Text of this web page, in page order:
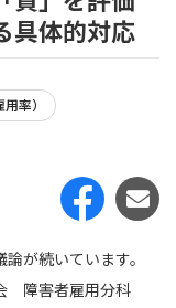
具体的対応
率）
が続いています。
障害者雇用分科